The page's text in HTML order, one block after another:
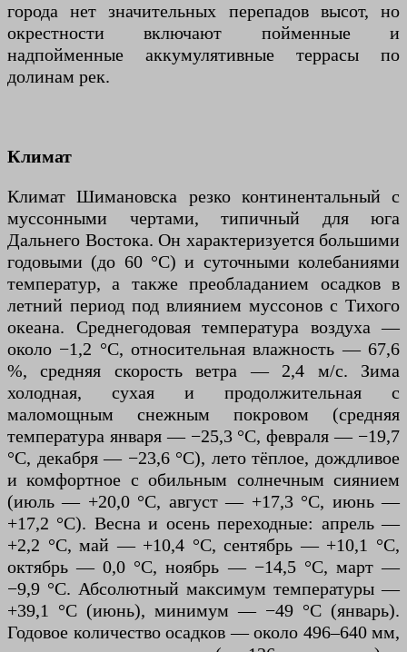
города нет значительных перепадов высот, но
окрестности включают пойменные и
надпойменные аккумулятивные террасы по
долинам рек.
Климат
Климат Шимановска резко континентальный с
муссонными чертами, типичный для юга
Дальнего Востока. Он характеризуется большими
годовыми (до 60 °C) и суточными колебаниями
температур, а также преобладанием осадков в
летний период под влиянием муссонов с Тихого
океана. Среднегодовая температура воздуха —
около −1,2 °C, относительная влажность — 67,6
%, средняя скорость ветра — 2,4 м/с. Зима
холодная, сухая и продолжительная с
маломощным снежным покровом (средняя
температура января — −25,3 °C, февраля — −19,7
°C, декабря — −23,6 °C), лето тёплое, дождливое
и комфортное с обильным солнечным сиянием
(июль — +20,0 °C, август — +17,3 °C, июнь —
+17,2 °C). Весна и осень переходные: апрель —
+2,2 °C, май — +10,4 °C, сентябрь — +10,1 °C,
октябрь — 0,0 °C, ноябрь — −14,5 °C, март —
−9,9 °C. Абсолютный максимум температуры —
+39,1 °C (июнь), минимум — −49 °C (январь).
Годовое количество осадков — около 496–640 мм,